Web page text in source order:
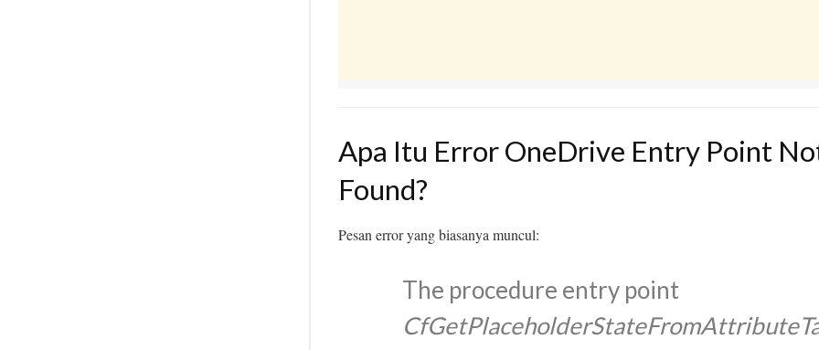
Apa Itu Error OneDrive Entry Point
Found?
Pesan error yang biasanya muncul:
The procedure entry point